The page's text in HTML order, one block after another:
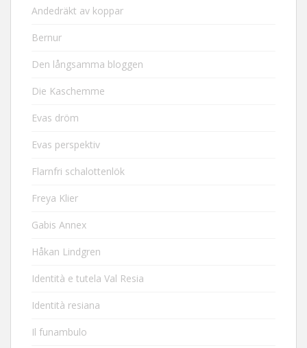
Andedräkt av koppar
Bernur
Den långsamma bloggen
Die Kaschemme
Evas dröm
Evas perspektiv
Flarnfri schalottenlök
Freya Klier
Gabis Annex
Håkan Lindgren
Identità e tutela Val Resia
Identità resiana
Il funambulo